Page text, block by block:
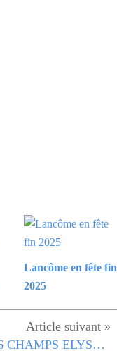
Lancôme en fête fin
2025
GALERIE 26 CHAMPS ELYSEES - 8eme